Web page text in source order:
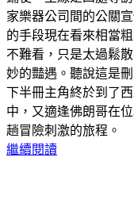
家樂器公司間的公關
的手段現在看來相當
不難看，只是太過鬆
妙的豔遇。聽說這是
下半冊主角終於到了
中，又適逢佛朗哥在
趟冒險刺激的旅程。
繼續閱讀